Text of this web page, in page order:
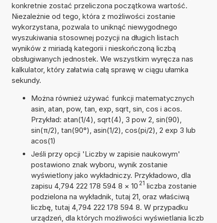
konkretnie zostać przeliczona początkowa wartość.
Niezależnie od tego, która z możliwości zostanie
wykorzystana, pozwala to uniknąć niewygodnego
wyszukiwania stosownej pozycji na długich listach
wyników z miriadą kategorii i nieskończoną liczbą
obsługiwanych jednostek. We wszystkim wyręcza nas
kalkulator, który załatwia całą sprawę w ciągu ułamka
sekundy.
Można również używać funkcji matematycznych
asin, atan, pow, tan, exp, sqrt, sin, cos i acos.
Przykład: atan(1/4), sqrt(4), 3 pow 2, sin(90),
sin(π/2), tan(90°), asin(1/2), cos(pi/2), 2 exp 3 lub
acos(1)
Jeśli przy opcji 'Liczby w zapisie naukowym'
postawiono znak wyboru, wynik zostanie
wyświetlony jako wykładniczy. Przykładowo, dla
zapisu 4,794 222 178 594 8 × 10 21 liczba zostanie
podzielona na wykładnik, tutaj 21, oraz właściwą
liczbę, tutaj 4,794 222 178 594 8. W przypadku
urządzeń, dla których możliwości wyświetlania liczb